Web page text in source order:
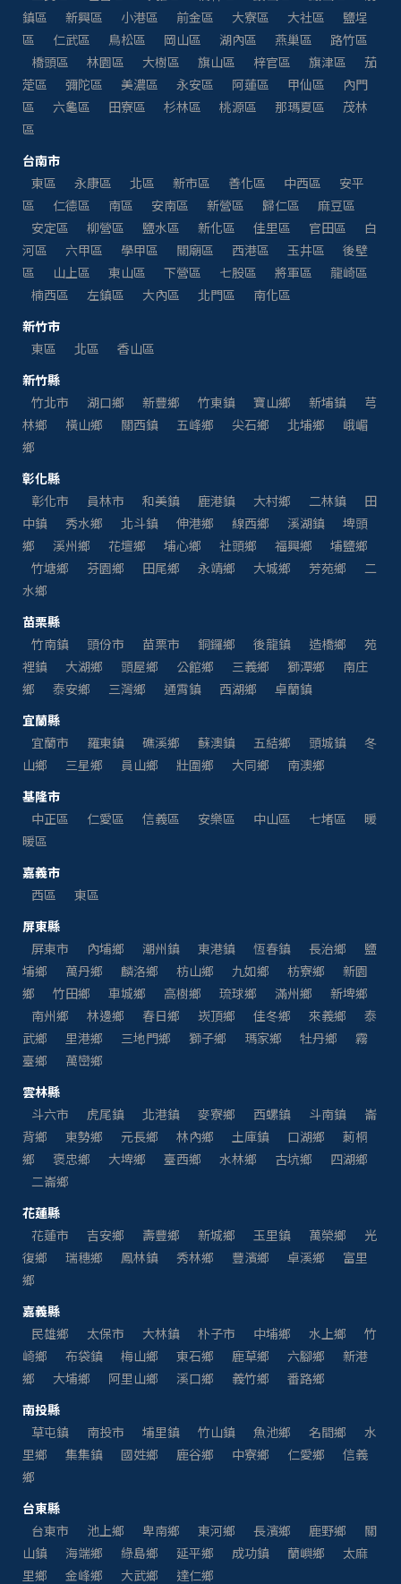
鎮區
新興區 小港區 前金區 大寮區 大社區
鹽埕
區
仁武區 鳥松區 岡山區 湖內區 燕巢區
路竹區
橋頭區
林園區 大樹區 旗山區 梓官區 旗津區
茄
萣區
彌陀區 美濃區 永安區 阿蓮區 甲仙區
內門
區
六龜區 田寮區 杉林區 桃源區 那瑪夏區
茂林
區
台南市
東區
永康區 北區 新市區 善化區 中西區
安平
區
仁德區 南區 安南區 新營區 歸仁區
麻豆區
安定區
柳營區 鹽水區 新化區 佳里區 官田區
白
河區
六甲區 學甲區 關廟區 西港區 玉井區
後壁
區
山上區 東山區 下營區 七股區 將軍區
龍崎區
楠西區
左鎮區 大內區 北門區
南化區
新竹市
東區
北區
香山區
新竹縣
竹北市
湖口鄉 新豐鄉 竹東鎮 寶山鄉 新埔鎮
芎
林鄉
橫山鄉 關西鎮 五峰鄉 尖石鄉 北埔鄉
峨嵋
鄉
彰化縣
彰化市
員林市 和美鎮 鹿港鎮 大村鄉 二林鎮
田
中鎮
秀水鄉 北斗鎮 伸港鄉 線西鄉 溪湖鎮
埤頭
鄉
溪州鄉 花壇鄉 埔心鄉 社頭鄉 福興鄉
埔鹽鄉
竹塘鄉
芬園鄉 田尾鄉 永靖鄉 大城鄉 芳苑鄉
二
水鄉
苗栗縣
竹南鎮
頭份市 苗栗市 銅鑼鄉 後龍鎮 造橋鄉
苑
裡鎮
大湖鄉 頭屋鄉 公館鄉 三義鄉 獅潭鄉
南庄
鄉
泰安鄉 三灣鄉 通霄鎮 西湖鄉
卓蘭鎮
宜蘭縣
宜蘭市
羅東鎮 礁溪鄉 蘇澳鎮 五結鄉 頭城鎮
冬
山鄉
三星鄉 員山鄉 壯圍鄉 大同鄉
南澳鄉
基隆市
中正區
仁愛區 信義區 安樂區 中山區 七堵區
暖
暖區
嘉義市
西區
東區
屏東縣
屏東市
內埔鄉 潮州鎮 東港鎮 恆春鎮 長治鄉
鹽
埔鄉
萬丹鄉 麟洛鄉 枋山鄉 九如鄉 枋寮鄉
新園
鄉
竹田鄉 車城鄉 高樹鄉 琉球鄉 滿州鄉
新埤鄉
南州鄉
林邊鄉 春日鄉 崁頂鄉 佳冬鄉 來義鄉
泰
武鄉
里港鄉 三地門鄉 獅子鄉 瑪家鄉 牡丹鄉
霧
臺鄉
萬巒鄉
雲林縣
斗六市
虎尾鎮 北港鎮 麥寮鄉 西螺鎮 斗南鎮
崙
背鄉
東勢鄉 元長鄉 林內鄉 土庫鎮 口湖鄉
莿桐
鄉
褒忠鄉 大埤鄉 臺西鄉 水林鄉 古坑鄉
四湖鄉
二崙鄉
花蓮縣
花蓮市
吉安鄉 壽豐鄉 新城鄉 玉里鎮 萬榮鄉
光
復鄉
瑞穗鄉 鳳林鎮 秀林鄉 豐濱鄉 卓溪鄉
富里
鄉
嘉義縣
民雄鄉
太保市 大林鎮 朴子市 中埔鄉 水上鄉
竹
崎鄉
布袋鎮 梅山鄉 東石鄉 鹿草鄉 六腳鄉
新港
鄉
大埔鄉 阿里山鄉 溪口鄉 義竹鄉
番路鄉
南投縣
草屯鎮
南投市 埔里鎮 竹山鎮 魚池鄉 名間鄉
水
里鄉
集集鎮 國姓鄉 鹿谷鄉 中寮鄉 仁愛鄉
信義
鄉
台東縣
台東市
池上鄉 卑南鄉 東河鄉 長濱鄉 鹿野鄉
關
山鎮
海端鄉 綠島鄉 延平鄉 成功鎮 蘭嶼鄉
太麻
里鄉
金峰鄉 大武鄉
達仁鄉